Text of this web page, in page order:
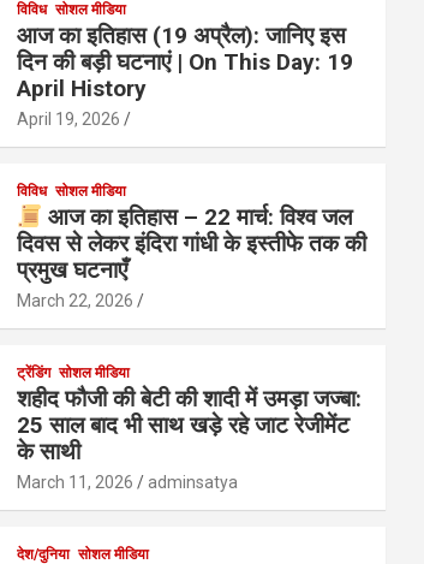
विविध सोशल मीडिया
आज का इतिहास (19 अप्रैल): जानिए इस
दिन की बड़ी घटनाएं | On This Day: 19
April History
April 19, 2026
विविध सोशल मीडिया
आज का इतिहास – 22 मार्च: विश्व जल
दिवस से लेकर इंदिरा गांधी के इस्तीफे तक की
प्रमुख घटनाएँ
March 22, 2026
ट्रेंडिंग सोशल मीडिया
शहीद फौजी की बेटी की शादी में उमड़ा जज्बा:
25 साल बाद भी साथ खड़े रहे जाट रेजीमेंट
के साथी
March 11, 2026 adminsatya
देश/दुनिया सोशल मीडिया